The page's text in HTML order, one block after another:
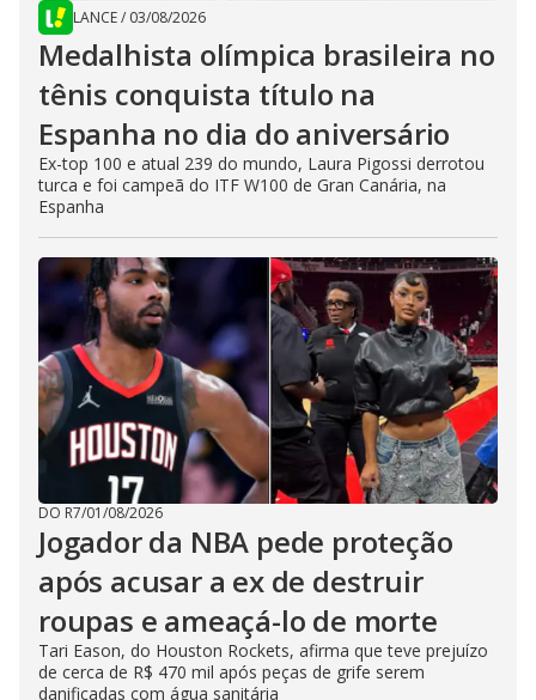
LANCE/ 03/08/2026
Medalhista olímpica brasileira no
tênis conquista título na
Espanha no dia do aniversário
Ex-top 100 e atual 239 do mundo, Laura Pigossi derrotou
turca e foi campeã do ITF W100 de Gran Canária, na
Espanha
DO R7/01/08/2026
Jogador da NBA pede proteção
após acusar a ex de destruir
roupas e ameaçá-lo de morte
Tari Eason, do Houston Rockets, afirma que teve prejuízo
de cerca de R$ 470 mil após peças de grife serem
danificadas com água sanitária